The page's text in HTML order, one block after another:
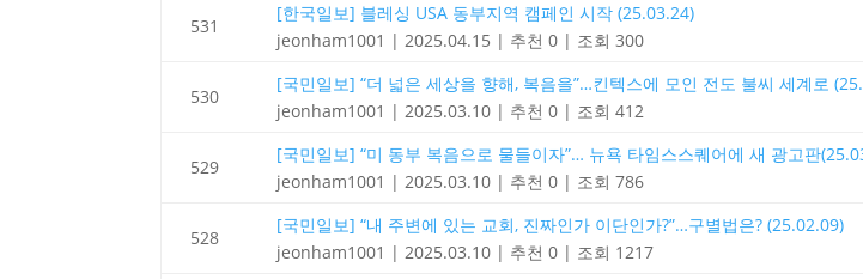
531
[한국일보] 블레싱 USA 동부지역 캠페인 시작 (25.03.24)
jeonham1001 | 2025.04.15 | 추천 0 | 조회 300
530
[국민일보] “더 넓은 세상을 향해, 복음을”…킨텍스에 모인 전도 불씨 세계로
jeonham1001 | 2025.03.10 | 추천 0 | 조회 412
529
[국민일보] “미 동부 복음으로 물들이자”… 뉴욕 타임스스퀘어에 새 광고판
jeonham1001 | 2025.03.10 | 추천 0 | 조회 786
528
[국민일보] “내 주변에 있는 교회, 진짜인가 이단인가?”…구별법은? (25.02.09)
jeonham1001 | 2025.03.10 | 추천 0 | 조회 1217